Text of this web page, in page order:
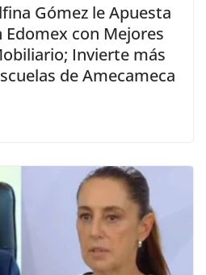
Gómez le Apuesta
Edomex con Mejores
Invierte más
de Amecameca